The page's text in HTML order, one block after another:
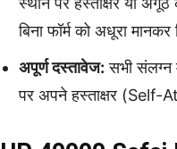
बिना फॉर्म को अधूरा
अपूर्ण दस्तावेज: सभी संलग्न
पर अपने हस्ताक्षर